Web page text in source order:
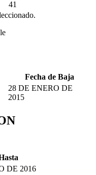
41
Fecha de Baja
28 DE ENERO DE
2015
DE 2016